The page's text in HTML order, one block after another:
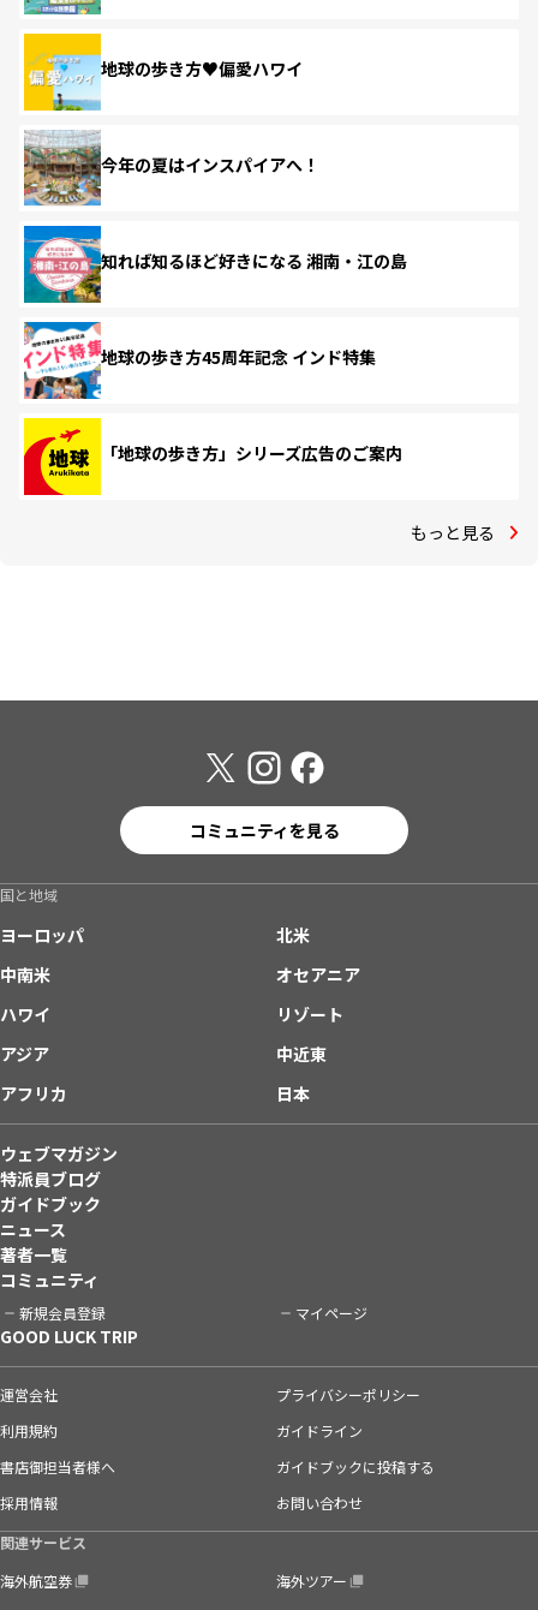
地球の歩き方♥偏愛ハワイ
今年の夏はインスパイアへ！
知れば知るほど好きになる 湘南・江の島
地球の歩き方45周年記念 インド特集
「地球の歩き方」シリーズ広告のご案内
もっと見る
コミュニティを見る
国と地域
ヨーロッパ
北米
中南米
オセアニア
ハワイ
リゾート
アジア
中近東
アフリカ
日本
ウェブマガジン
特派員ブログ
ガイドブック
ニュース
著者一覧
コミュニティ
新規会員登録 マイページ
GOOD LUCK TRIP
運営会社
プライバシーポリシー
利用規約
ガイドライン
書店御担当者様へ
ガイドブックに投稿する
採用情報
お問い合わせ
関連サービス
海外航空券
海外ツアー